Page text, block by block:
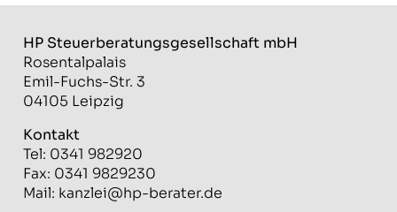
HP Steuerberatungs­gesellschaft mbH
Rosentalpalais
Emil-Fuchs-Str. 3
04105 Leipzig
Kontakt
Tel: 0341 982920
Fax: 0341 9829230
Mail: kanzlei@hp-berater.de